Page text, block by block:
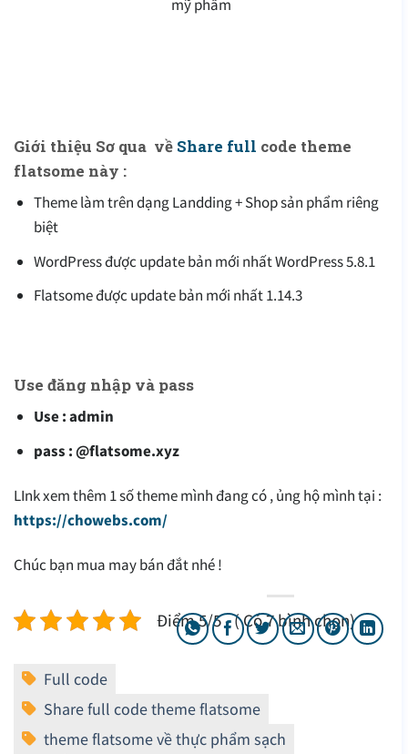
mỹ phẩm
Giới thiệu Sơ qua về Share full code theme
flatsome này :
Theme làm trên dạng Landding + Shop sản phẩm riêng
biệt
WordPress được update bản mới nhất WordPress 5.8.1
Flatsome được update bản mới nhất 1.14.3
Use đăng nhập và pass
Use : admin
pass : @flatsome.xyz
LInk xem thêm 1 số theme mình đang có , ủng hộ mình tại :
https://chowebs.com/
Chúc bạn mua may bán đắt nhé !
Điểm 5/5 - ( Có 7 bình chọn)